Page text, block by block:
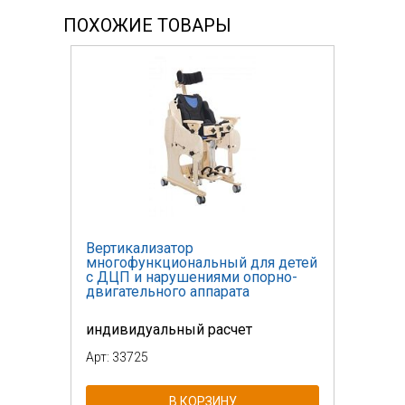
ПОХОЖИЕ ТОВАРЫ
Вертикализатор
многофункциональный для детей
с ДЦП и нарушениями опорно-
двигательного аппарата
индивидуальный расчет
Арт: 33725
В КОРЗИНУ